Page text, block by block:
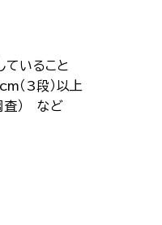
ていること
（3段）以上
査） など